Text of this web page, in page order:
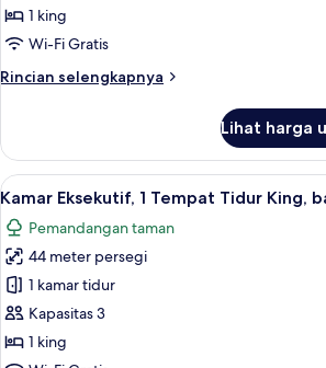
1
Tempat
King,
1 king
Wi-Fi Gratis
Rincian selengkapnya
Rincian
Kamar
Deluks,
1
Tempat
Tidur
King,
teras
Lihat harga
Lihat
semua
foto
untuk
Kamar
Eksekutif,
1
Tempat
Kamar
9
Kamar Eksekutif, 1 Tempat Tidur King,
Pemandangan taman
44 meter persegi
1 kamar tidur
Kapasitas 3
1 king